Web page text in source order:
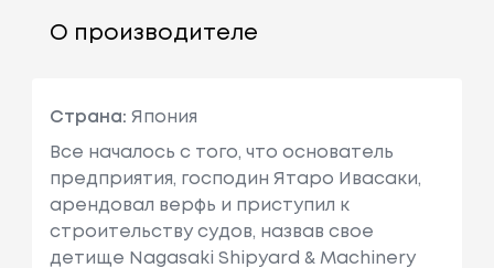
О производителе
Страна: Япония
Все началось с того, что основатель
предприятия, господин Ятаро Ивасаки,
арендовал верфь и приступил к
строительству судов, назвав свое
детище Nagasaki Shipyard & Machinery